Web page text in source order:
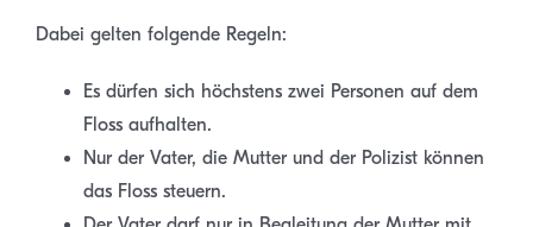
Dabei gelten folgende Regeln:
Es dürfen sich höchstens zwei Personen auf dem
Floss aufhalten.
Nur der Vater, die Mutter und der Polizist können
das Floss steuern.